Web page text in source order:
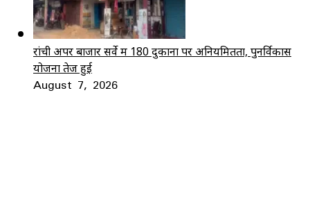
रांची अपर बाजार सर्वे में 180 दुकानों पर अनियमितता, पुनर्विकास
योजना तेज हुई
August 7, 2026